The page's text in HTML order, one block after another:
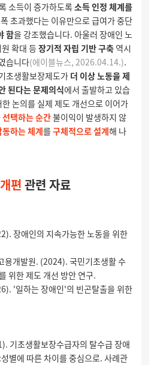
소득이 증가하도록소득 인정 체계를
초과했다는 이유만으로 급여가 중단
함을 강조했습니다. 아울러 장애인 노
확대 등장기적 자립 기반 구축 역시
습니다(에이블뉴스, 2026.04.14.).
초생활보장제도가 더 이상 노동을 제
된다는 문제의식에서 출발하고 있습
논의를 실제 제도 개선으로 이어가
택하는 순간불이익이 발생하지 않
하는 체계를구체적으로 설계해 나
편 관련 자료
장애인의 지속가능한 노동을 위한
용개발원. (2024). 국민기초생활 수
위한 제도 개선 방안 연구.
'일하는 장애인'의 빈곤탈출을 위한
기초생활보장수급자의 탈수급 장애
별에 따른 차이를 중심으로. 사례관